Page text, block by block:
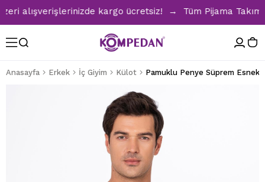
alışverişlerinizde kargo ücretsiz! → Tüm Pijama
Anasayfa Erkek İç Giyim Külot